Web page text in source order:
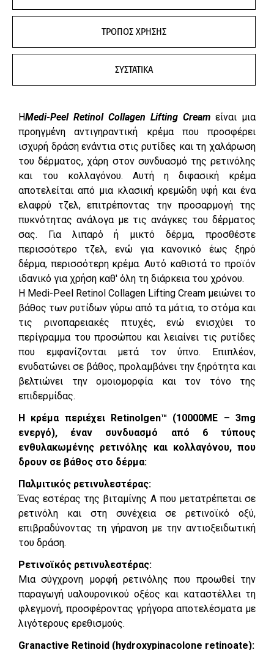
ΤΡΟΠΟΣ ΧΡΗΣΗΣ
ΣΥΣΤΑΤΙΚΑ
ΗMedi-Peel Retinol Collagen Lifting Cream είναι μια
προηγμένη αντιγηραντική κρέμα που προσφέρει
ισχυρή δράση ενάντια στις ρυτίδες και τη χαλάρωση
του δέρματος, χάρη στον συνδυασμό της ρετινόλης
και του κολλαγόνου. Αυτή η διφασική κρέμα
αποτελείται από μια κλασική κρεμώδη υφή και ένα
ελαφρύ τζελ, επιτρέποντας την προσαρμογή της
πυκνότητας ανάλογα με τις ανάγκες του δέρματος
σας. Για λιπαρό ή μικτό δέρμα, προσθέστε
περισσότερο τζελ, ενώ για κανονικό έως ξηρό
δέρμα, περισσότερη κρέμα. Αυτό καθιστά το προϊόν
ιδανικό για χρήση καθ' όλη τη διάρκεια του χρόνου.
Η Medi-Peel Retinol Collagen Lifting Cream μειώνει το
βάθος των ρυτίδων γύρω από τα μάτια, το στόμα και
τις ρινοπαρειακές πτυχές, ενώ ενισχύει το
περίγραμμα του προσώπου και λειαίνει τις ρυτίδες
που εμφανίζονται μετά τον ύπνο. Επιπλέον,
ενυδατώνει σε βάθος, προλαμβάνει την ξηρότητα και
βελτιώνει την ομοιομορφία και τον τόνο της
επιδερμίδας.
Η κρέμα περιέχει Retinolgen™ (10000ME – 3mg
ενεργό), έναν συνδυασμό από 6 τύπους
ενθυλακωμένης ρετινόλης και κολλαγόνου, που
δρουν σε βάθος στο δέρμα:
Παλμιτικός ρετινυλεστέρας:
Ένας εστέρας της βιταμίνης Α που μετατρέπεται σε
ρετινόλη και στη συνέχεια σε ρετινοϊκό οξύ,
επιβραδύνοντας τη γήρανση με την αντιοξειδωτική
του δράση.
Ρετινοϊκός ρετινυλεστέρας:
Μια σύγχρονη μορφή ρετινόλης που προωθεί την
παραγωγή υαλουρονικού οξέος και καταστέλλει τη
φλεγμονή, προσφέροντας γρήγορα αποτελέσματα με
λιγότερους ερεθισμούς.
Granactive Retinoid (hydroxypinacolone retinoate):